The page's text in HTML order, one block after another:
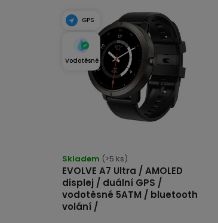
GPS
Vodotěsné
EVOLVE A7 Ultra / AMOLED
displej / duální GPS /
vodotěsné 5ATM / bluetooth
volání /
hodnocení
produktu
je
5,0
Skladem (>5 ks)